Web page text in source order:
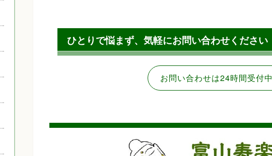
ひとりで悩まず、気軽にお問い合わせください
お問い合わせは24時間受付中